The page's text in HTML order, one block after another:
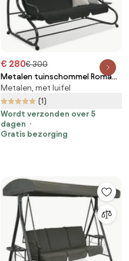
€ 280€ 300
Metalen tuinschommel Roma
Garden Point zwart-wit
Metalen, met luifel
(1)
Wordt verzonden over 5
dagen
Gratis bezorging